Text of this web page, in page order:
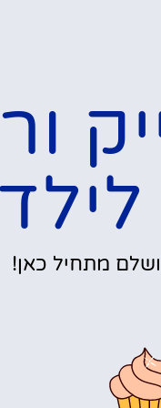
מתחיל כאן!